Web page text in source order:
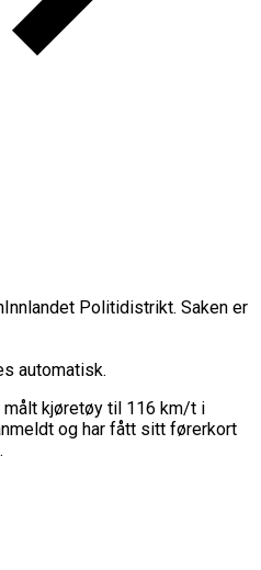
Innlandet Politidistrikt. Saken er
automatisk.
målt kjøretøy til 116 km/t i
og har fått sitt førerkort